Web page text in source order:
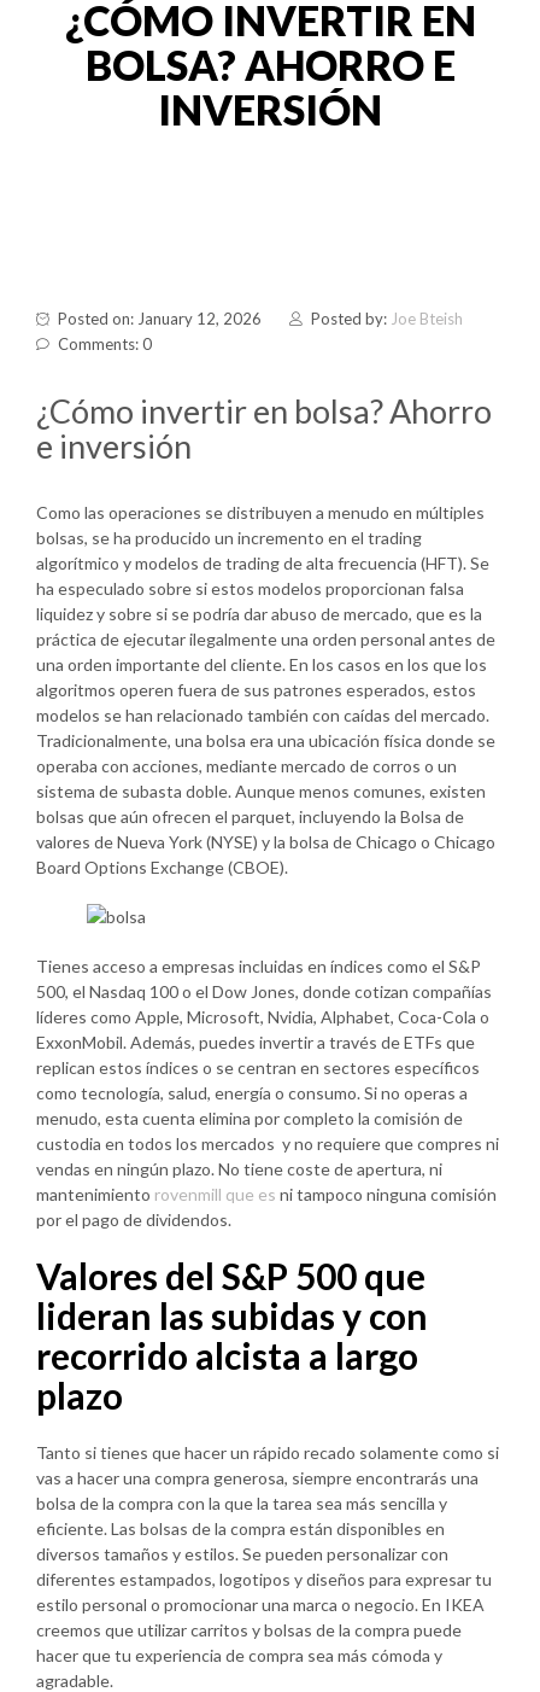
¿CÓMO INVERTIR EN
BOLSA? AHORRO E
INVERSIÓN
Posted on: January 12, 2026 Posted by: Joe Bteish
Comments: 0
¿Cómo invertir en bolsa? Ahorro
e inversión
Como las operaciones se distribuyen a menudo en múltiples
bolsas, se ha producido un incremento en el trading
algorítmico y modelos de trading de alta frecuencia (HFT). Se
ha especulado sobre si estos modelos proporcionan falsa
liquidez y sobre si se podría dar abuso de mercado, que es la
práctica de ejecutar ilegalmente una orden personal antes de
una orden importante del cliente. En los casos en los que los
algoritmos operen fuera de sus patrones esperados, estos
modelos se han relacionado también con caídas del mercado.
Tradicionalmente, una bolsa era una ubicación física donde se
operaba con acciones, mediante mercado de corros o un
sistema de subasta doble. Aunque menos comunes, existen
bolsas que aún ofrecen el parquet, incluyendo la Bolsa de
valores de Nueva York (NYSE) y la bolsa de Chicago o Chicago
Board Options Exchange (CBOE).
Tienes acceso a empresas incluidas en índices como el S&P
500, el Nasdaq 100 o el Dow Jones, donde cotizan compañías
líderes como Apple, Microsoft, Nvidia, Alphabet, Coca-Cola o
ExxonMobil. Además, puedes invertir a través de ETFs que
replican estos índices o se centran en sectores específicos
como tecnología, salud, energía o consumo. Si no operas a
menudo, esta cuenta elimina por completo la comisión de
custodia en todos los mercados y no requiere que compres ni
vendas en ningún plazo. No tiene coste de apertura, ni
mantenimiento rovenmill que es ni tampoco ninguna comisión
por el pago de dividendos.
Valores del S&P 500 que
lideran las subidas y con
recorrido alcista a largo
plazo
Tanto si tienes que hacer un rápido recado solamente como si
vas a hacer una compra generosa, siempre encontrarás una
bolsa de la compra con la que la tarea sea más sencilla y
eficiente. Las bolsas de la compra están disponibles en
diversos tamaños y estilos. Se pueden personalizar con
diferentes estampados, logotipos y diseños para expresar tu
estilo personal o promocionar una marca o negocio. En IKEA
creemos que utilizar carritos y bolsas de la compra puede
hacer que tu experiencia de compra sea más cómoda y
agradable.